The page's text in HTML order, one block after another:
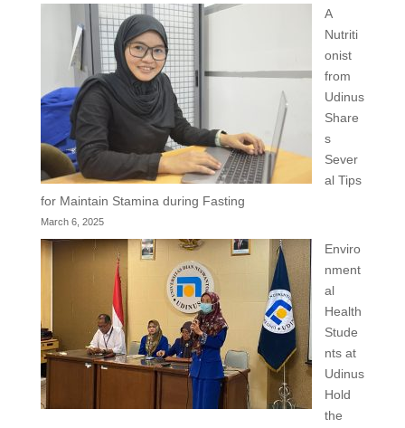
A
Nutriti
onist
from
Udinus
Share
s
Sever
al Tips
for Maintain Stamina during Fasting
March 6, 2025
Enviro
nment
al
Health
Stude
nts at
Udinus
Hold
the